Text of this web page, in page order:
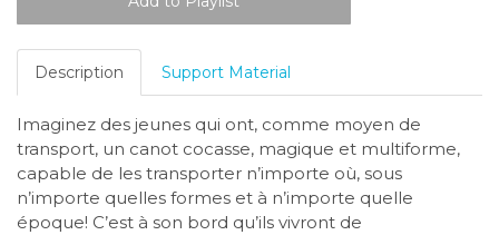
Description Support Material
Imaginez des jeunes qui ont, comme moyen de
transport, un canot cocasse, magique et multiforme,
capable de les transporter n’importe où, sous
n’importe quelles formes et à n’importe quelle
époque! C’est à son bord qu’ils vivront de